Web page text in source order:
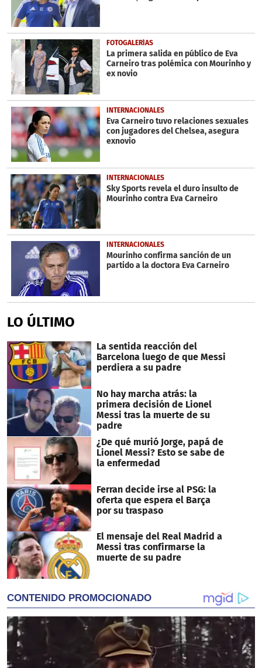
FOTOGALERÍAS
La primera salida en público de Eva
Carneiro tras polémica con Mourinho y
ex novio
INTERNACIONALES
Eva Carneiro tuvo relaciones sexuales
con jugadores del Chelsea, asegura
exnovio
INTERNACIONALES
Sky Sports revela el duro insulto de
Mourinho contra Eva Carneiro
INTERNACIONALES
Mourinho confirma sanción de un
partido a la doctora Eva Carneiro
LO ÚLTIMO
La sentida reacción del
Barcelona luego de que Messi
perdiera a su padre
No hay marcha atrás: la
primera decisión de Lionel
Messi tras la muerte de su
padre
¿De qué murió Jorge, papá de
Lionel Messi? Esto se sabe de
la enfermedad
Ferran decide irse al PSG: la
oferta que espera el Barça
por su traspaso
El mensaje del Real Madrid a
Messi tras confirmarse la
muerte de su padre